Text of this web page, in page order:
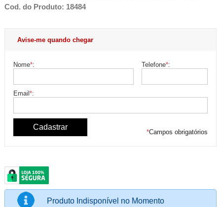
Cod. do Produto: 18484
Avise-me quando chegar
Nome*: Telefone*:
Email*:
*Campos obrigatórios
Produto Indisponível no Momento